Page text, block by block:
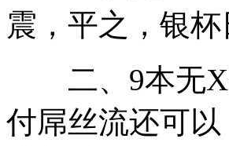
震，平之，银
二、9本无X
付屌丝流还可